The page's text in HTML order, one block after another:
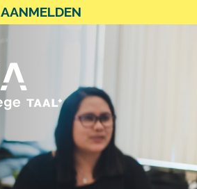
AANMELDEN